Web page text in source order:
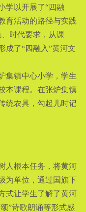
学以开展了“四融
育活动的路径与实践
时代要求，从课
成了“四融入”黄河文
集镇中心小学，学生
本课程。在张炉集镇
统农具，勾起儿时记
人根本任务，将黄河
为单位，通过国旗下
式让学生了解了黄河
”诗歌朗诵等形式感